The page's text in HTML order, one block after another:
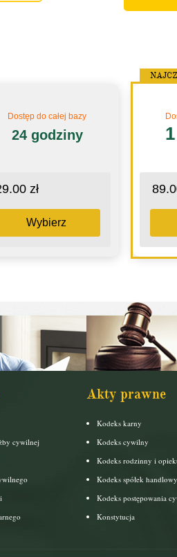
Dostęp do całej bazy
24 godziny
zł
Wybierz
cywilnej
Akty prawne
Kodeks karny
Kodeks cywilny
Kodeks rodzinny i
Kodeks spółek
Kodeks postępowania
Konstytucja